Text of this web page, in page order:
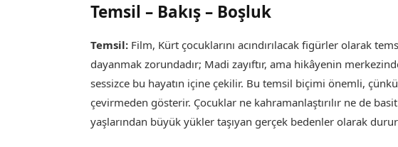
Temsil – Bakış – Boşluk
Temsil: Film, Kürt çocuklarını acındırılacak figürler olarak
dayanmak zorundadır; Madi zayıftır, ama hikâyenin
sessizce bu hayatın içine çekilir. Bu temsil biçimi önemli,
çevirmeden gösterir. Çocuklar ne kahramanlaştırılır ne de
yaşlarından büyük yükler taşıyan gerçek bedenler olarak